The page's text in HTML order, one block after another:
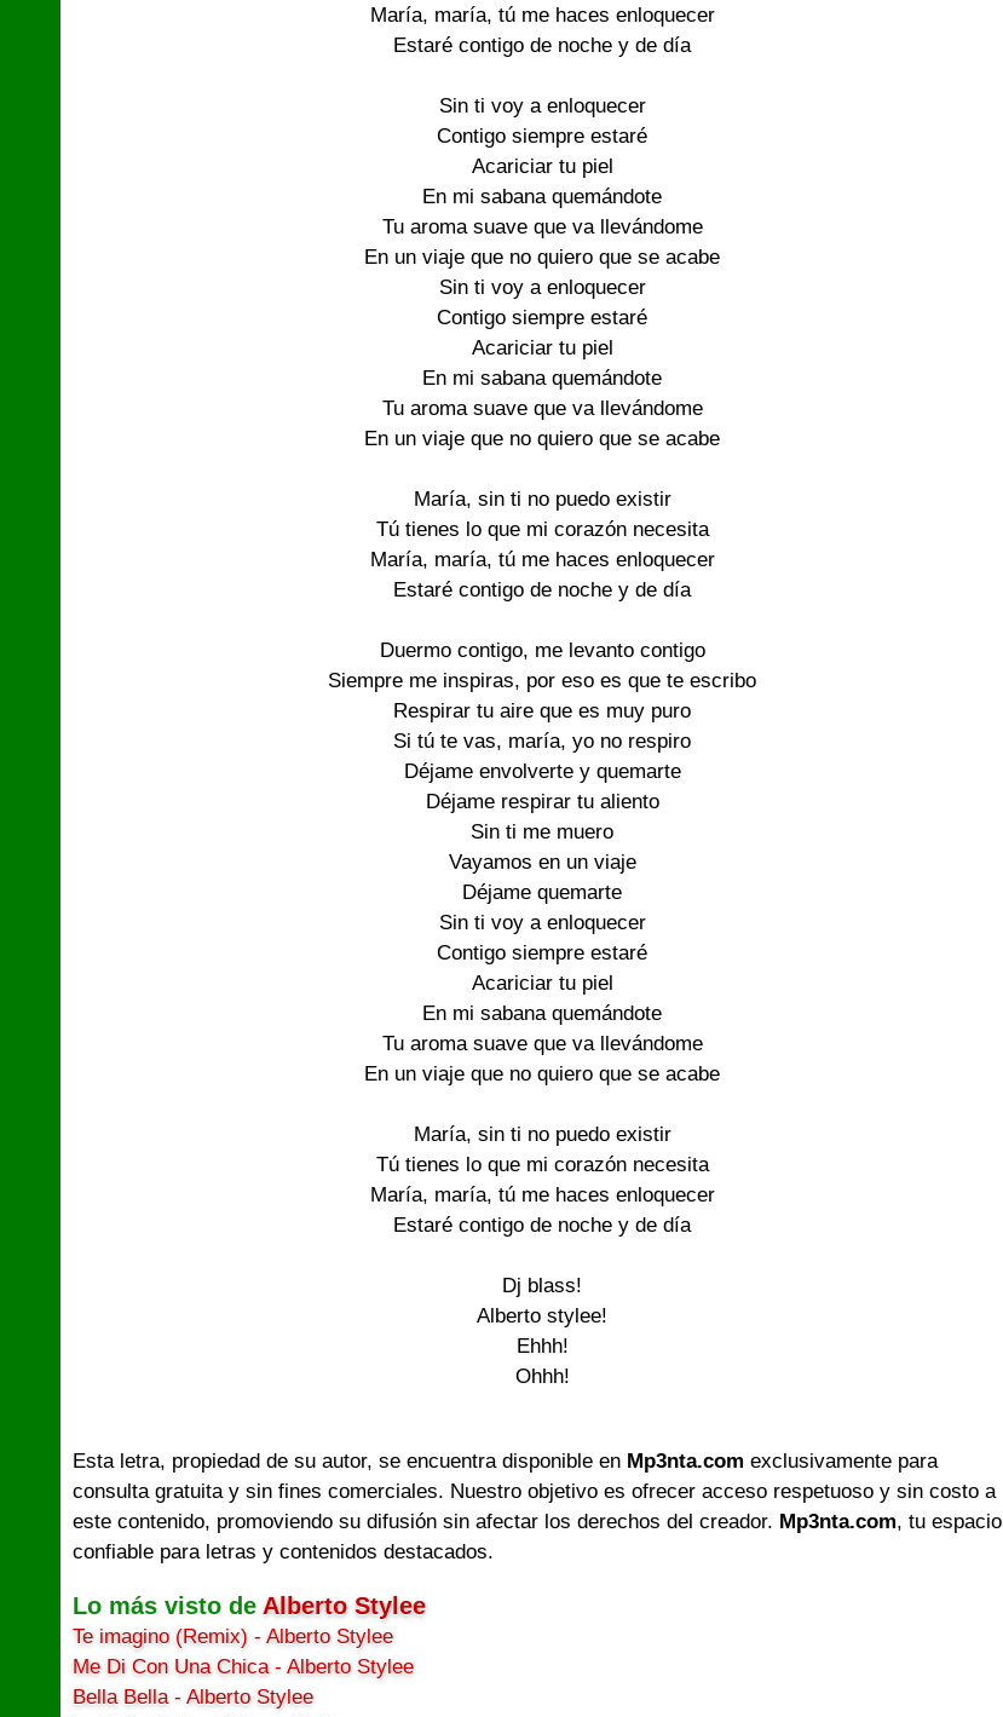
María, maría, tú me haces enloquecer
Estaré contigo de noche y de día
Sin ti voy a enloquecer
Contigo siempre estaré
Acariciar tu piel
En mi sabana quemándote
Tu aroma suave que va llevándome
En un viaje que no quiero que se acabe
Sin ti voy a enloquecer
Contigo siempre estaré
Acariciar tu piel
En mi sabana quemándote
Tu aroma suave que va llevándome
En un viaje que no quiero que se acabe
María, sin ti no puedo existir
Tú tienes lo que mi corazón necesita
María, maría, tú me haces enloquecer
Estaré contigo de noche y de día
Duermo contigo, me levanto contigo
Siempre me inspiras, por eso es que te escribo
Respirar tu aire que es muy puro
Si tú te vas, maría, yo no respiro
Déjame envolverte y quemarte
Déjame respirar tu aliento
Sin ti me muero
Vayamos en un viaje
Déjame quemarte
Sin ti voy a enloquecer
Contigo siempre estaré
Acariciar tu piel
En mi sabana quemándote
Tu aroma suave que va llevándome
En un viaje que no quiero que se acabe
María, sin ti no puedo existir
Tú tienes lo que mi corazón necesita
María, maría, tú me haces enloquecer
Estaré contigo de noche y de día
Dj blass!
Alberto stylee!
Ehhh!
Ohhh!
Esta letra, propiedad de su autor, se encuentra disponible en Mp3nta.com exclusivamente para
consulta gratuita y sin fines comerciales. Nuestro objetivo es ofrecer acceso respetuoso y sin costo a
este contenido, promoviendo su difusión sin afectar los derechos del creador. Mp3nta.com, tu espacio
confiable para letras y contenidos destacados.
Lo más visto de Alberto Stylee
Te imagino (Remix) - Alberto Stylee
Me Di Con Una Chica - Alberto Stylee
Bella Bella - Alberto Stylee